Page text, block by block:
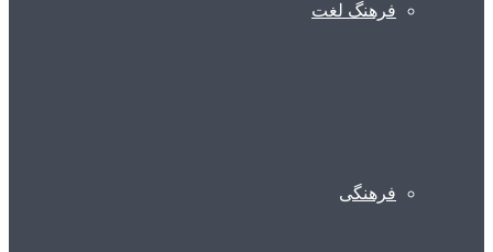
فرهنگ لغت
فرهنگی